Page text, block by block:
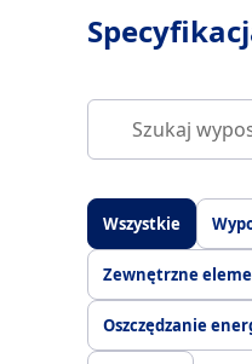
Wszystkie
Zewnętrzne
Oszczędzanie